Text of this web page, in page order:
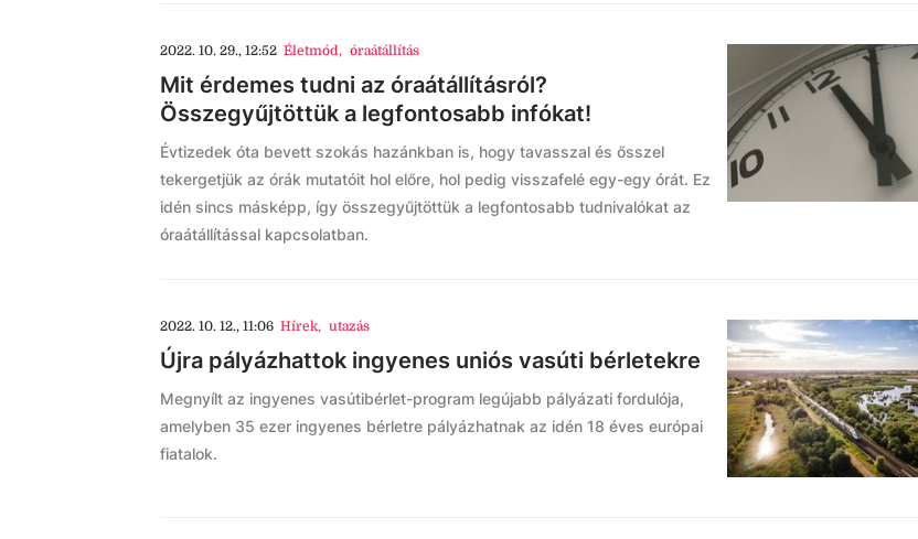
2022. 10. 29., 12:52 Életmód, óraátállítás
Mit érdemes tudni az óraátállításról?
Összegyűjtöttük a legfontosabb infókat!
Évtizedek óta bevett szokás hazánkban is, hogy tavasszal és ősszel
tekergetjük az órák mutatóit hol előre, hol pedig visszafelé egy-egy órát. Ez
idén sincs másképp, így összegyűjtöttük a legfontosabb tudnivalókat az
óraátállítással kapcsolatban.
2022. 10. 12., 11:06 Hírek, utazás
Újra pályázhattok ingyenes uniós vasúti bérletekre
Megnyílt az ingyenes vasútibérlet-program legújabb pályázati fordulója,
amelyben 35 ezer ingyenes bérletre pályázhatnak az idén 18 éves európai
fiatalok.